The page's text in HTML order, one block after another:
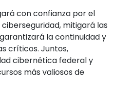
con confianza por el
mitigará las
la continuidad y
críticos. Juntos,
cibernética federal y
más valiosos de